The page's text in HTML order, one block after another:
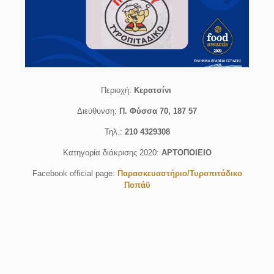
Περιοχή: Κερατσίνι
Διεύθυνση: Π. Φύσσα 70, 187 57
Τηλ.: 210 4329308
Κατηγορία διάκρισης 2020: ΑΡΤΟΠΟΙΕΙΟ
Facebook official page: Παρασκευαστήριο/Τυροπιτάδικο
Ποπάϋ